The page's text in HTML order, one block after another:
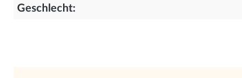
Geschlecht: